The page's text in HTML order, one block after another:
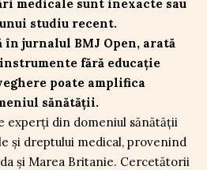
medicale sunt inexacte sau
studiu recent.
în jurnalul BMJ Open, arată
fără educație
poate amplifica
sănătății.
experți din domeniul sănătății
și dreptului medical, provenind
și Marea Britanie. Cercetătorii